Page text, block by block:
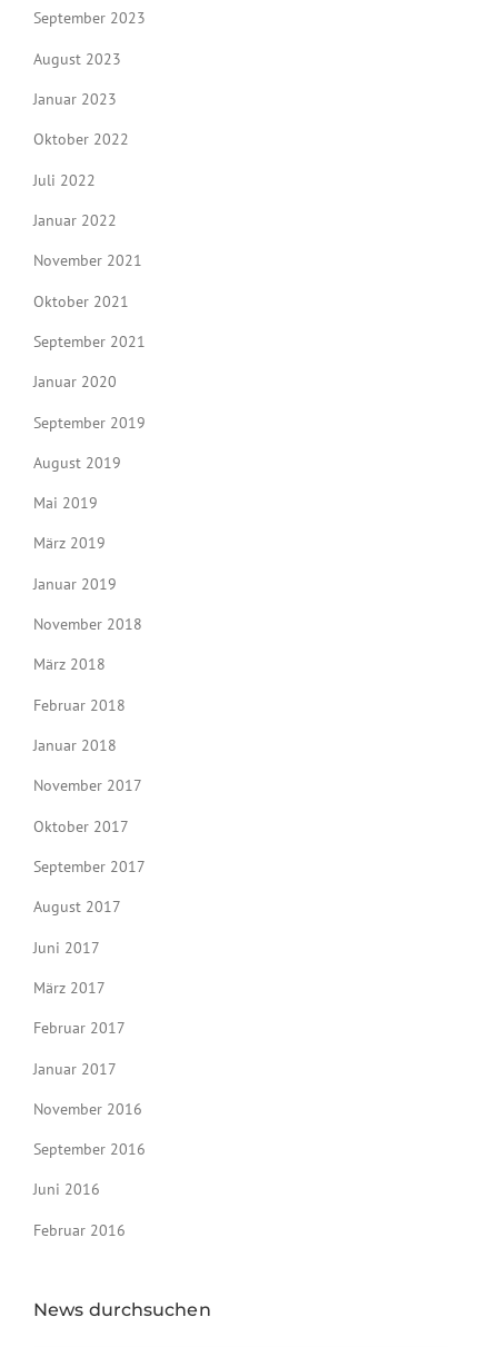
September 2023
August 2023
Januar 2023
Oktober 2022
Juli 2022
Januar 2022
November 2021
Oktober 2021
September 2021
Januar 2020
September 2019
August 2019
Mai 2019
März 2019
Januar 2019
November 2018
März 2018
Februar 2018
Januar 2018
November 2017
Oktober 2017
September 2017
August 2017
Juni 2017
März 2017
Februar 2017
Januar 2017
November 2016
September 2016
Juni 2016
Februar 2016
News durchsuchen